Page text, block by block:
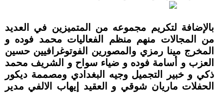
بالإضافة لتكريم مجموعه من المتميزين في العديد
من المجالات منهم منظم الفعاليات محمد فوده و
المخرج مينا رمزي والمصورين الفوتوغرافيين حسين
العزب و أسامة فوده و ضياء سواح و الشريف محمد
ذكي و خبير التجميل وجيه البغدادي ومصممة ديكور
الحفلات ماريان شوقي و العقيد إيهاب الالفي مدير